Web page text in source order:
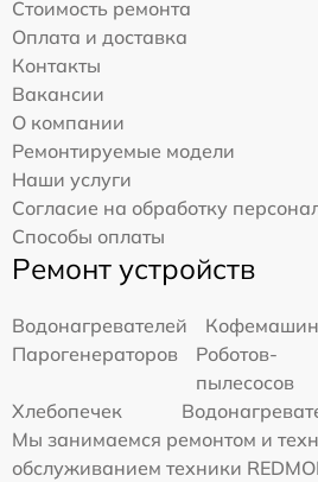
Стоимость ремонта
Оплата и доставка
Контакты
Вакансии
О компании
Ремонтируемые модели
Наши услуги
Согласие на обработку
Способы оплаты
Ремонт устройств
Водонагревателей
Кофемашин
Парогенераторов
Роботов-
пылесосов
Хлебопечек
Мы занимаемся ремонтом и
обслуживанием техники